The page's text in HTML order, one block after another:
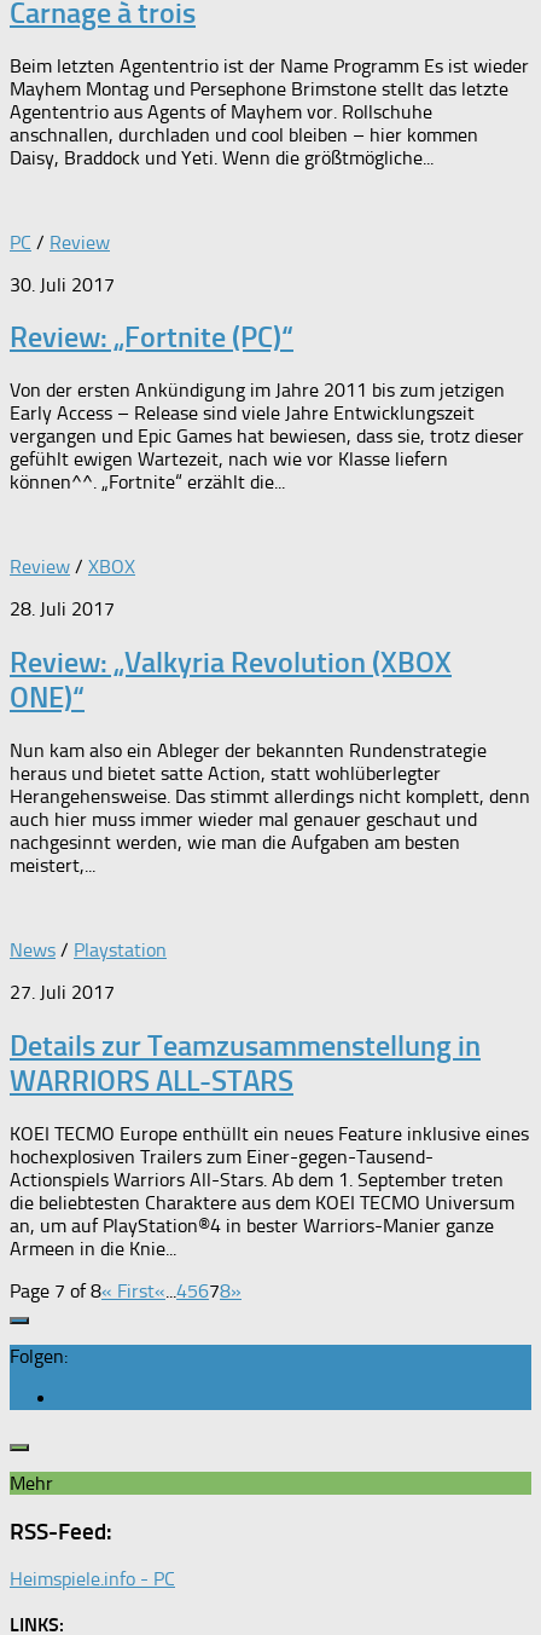
Carnage à trois
Beim letzten Agententrio ist der Name Programm Es ist wieder
Mayhem Montag und Persephone Brimstone stellt das letzte
Agententrio aus Agents of Mayhem vor. Rollschuhe
anschnallen, durchladen und cool bleiben – hier kommen
Daisy, Braddock und Yeti. Wenn die größtmögliche...
PC / Review
30. Juli 2017
Review: „Fortnite (PC)“
Von der ersten Ankündigung im Jahre 2011 bis zum jetzigen
Early Access – Release sind viele Jahre Entwicklungszeit
vergangen und Epic Games hat bewiesen, dass sie, trotz dieser
gefühlt ewigen Wartezeit, nach wie vor Klasse liefern
können^^. „Fortnite“ erzählt die...
Review / XBOX
28. Juli 2017
Review: „Valkyria Revolution (XBOX
ONE)“
Nun kam also ein Ableger der bekannten Rundenstrategie
heraus und bietet satte Action, statt wohlüberlegter
Herangehensweise. Das stimmt allerdings nicht komplett, denn
auch hier muss immer wieder mal genauer geschaut und
nachgesinnt werden, wie man die Aufgaben am besten
meistert,...
News / Playstation
27. Juli 2017
Details zur Teamzusammenstellung in
WARRIORS ALL-STARS
KOEI TECMO Europe enthüllt ein neues Feature inklusive eines
hochexplosiven Trailers zum Einer-gegen-Tausend-
Actionspiels Warriors All-Stars. Ab dem 1. September treten
die beliebtesten Charaktere aus dem KOEI TECMO Universum
an, um auf PlayStation®4 in bester Warriors-Manier ganze
Armeen in die Knie...
Page 7 of 8« First«...45678»
Folgen:
Mehr
RSS-Feed:
Heimspiele.info - PC
LINKS: